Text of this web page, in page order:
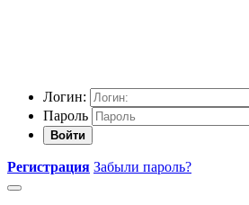
Логин:
Пароль
Войти
Регистрация Забыли пароль?